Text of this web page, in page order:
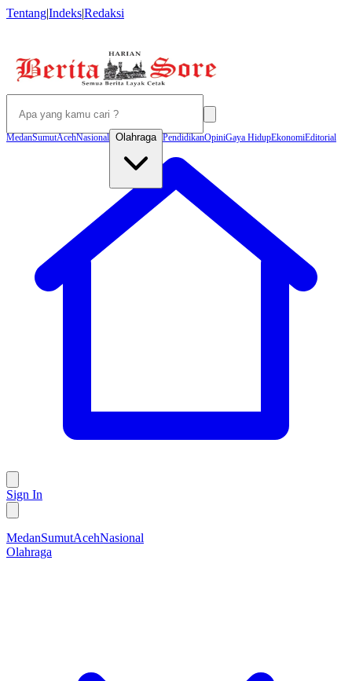
Tentang|Indeks|Redaksi
MedanSumutAcehNasional Olahraga PendidikanOpiniGaya HidupEkonomiEditorial
Sign In
MedanSumutAcehNasional
Olahraga